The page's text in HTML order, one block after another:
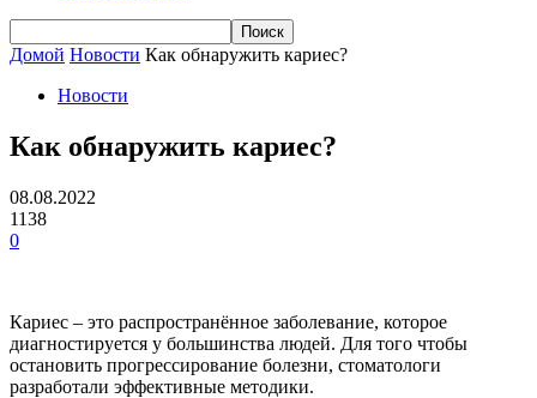
Домой Новости Как обнаружить кариес?
Новости
Как обнаружить кариес?
08.08.2022
1138
0
Кариес – это распространённое заболевание, которое
диагностируется у большинства людей. Для того чтобы
остановить прогрессирование болезни, стоматологи
разработали эффективные методики.